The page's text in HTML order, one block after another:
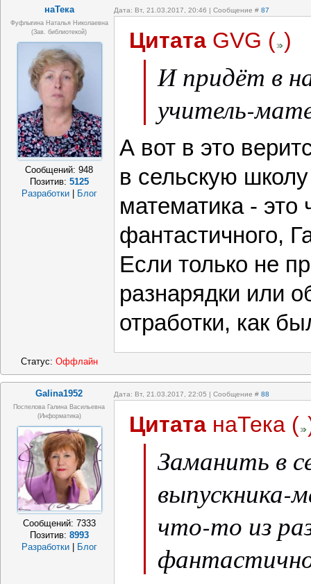
наТека Дата: Вт, 21.03.2017, 20:46 | Сообщение # 87
Фуфлыгина Наталья Николаевна
(зав. библиотекой)
Сообщений:948
Позитив: 5125
Разработки
Блог
Цитата GVG ( )
И придёт в
учитель-
А вот в это
в сельскую
математика - это
фантастичного,
Если только не
разнарядки или
отработки, как
Статус: Оффлайн
Galina1952 Дата: Вт, 21.03.2017, 22:05 | Сообщение # 88
Поспелова Галина Васильевна
(информатика)
Сообщений: 7333
Позитив: 8993
Разработки
Блог
Цитата наТека (
Заманить в
что-то из